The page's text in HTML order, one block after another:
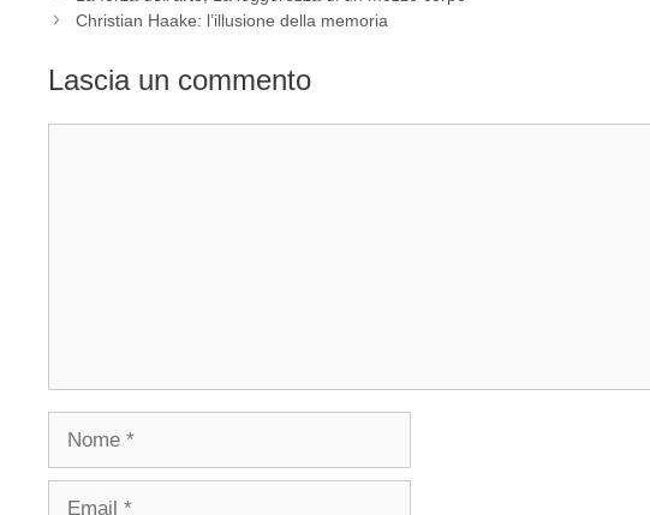
Christian Haake: l’illusione della memoria
Lascia un commento
Nome
Email